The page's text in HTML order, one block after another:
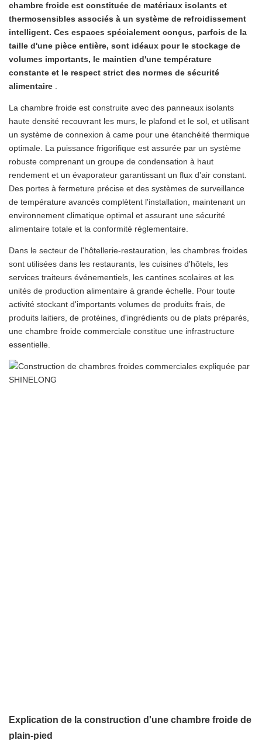
chambre froide est constituée de matériaux isolants et
thermosensibles associés à un système de refroidissement
intelligent. Ces espaces spécialement conçus, parfois de la
taille d'une pièce entière, sont idéaux pour le stockage de
volumes importants, le maintien d'une température
constante et le respect strict des normes de sécurité
alimentaire .
La chambre froide est construite avec des panneaux isolants
haute densité recouvrant les murs, le plafond et le sol, et utilisant
un système de connexion à came pour une étanchéité thermique
optimale. La puissance frigorifique est assurée par un système
robuste comprenant un groupe de condensation à haut
rendement et un évaporateur garantissant un flux d'air constant.
Des portes à fermeture précise et des systèmes de surveillance
de température avancés complètent l'installation, maintenant un
environnement climatique optimal et assurant une sécurité
alimentaire totale et la conformité réglementaire.
Dans le secteur de l'hôtellerie-restauration, les chambres froides
sont utilisées dans les restaurants, les cuisines d'hôtels, les
services traiteurs événementiels, les cantines scolaires et les
unités de production alimentaire à grande échelle. Pour toute
activité stockant d'importants volumes de produits frais, de
produits laitiers, de protéines, d'ingrédients ou de plats préparés,
une chambre froide commerciale constitue une infrastructure
essentielle.
Explication de la construction d'une chambre froide de
plain-pied